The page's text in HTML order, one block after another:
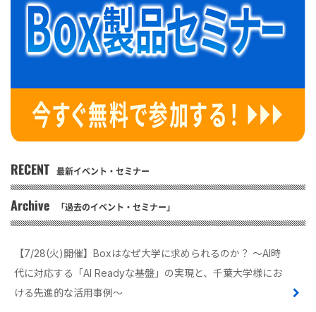
RECENT 最新イベント・セミナー
Archive 「過去のイベント・セミナー」
【7/28(火)開催】Boxはなぜ大学に求められるのか？ 〜AI時
代に対応する「AI Readyな基盤」の実現と、千葉大学様にお
ける先進的な活用事例〜